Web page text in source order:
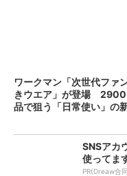
ワークマン「次世代ファ
きウエア」が登場 2900
品で狙う「日常使い」の
SNSアカ
使ってま
PR(Dreaw合